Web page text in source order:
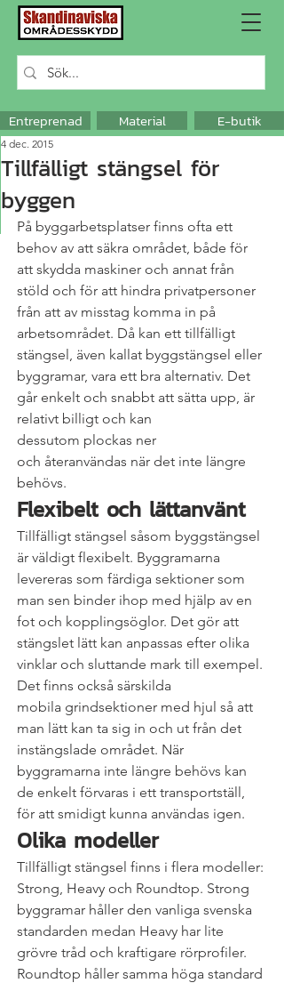
Entreprenad Material E-butik
Tillfälligt stängsel för
byggen
4 dec. 2015
På byggarbetsplatser finns ofta ett
behov av att säkra området, både för
att skydda maskiner och annat från
stöld och för att hindra privatpersoner
från att av misstag komma in på
arbetsområdet. Då kan ett tillfälligt
stängsel, även kallat byggstängsel eller
byggramar, vara ett bra alternativ. Det
går enkelt och snabbt att sätta upp, är
relativt billigt och kan
dessutom plockas ner
och återanvändas när det inte längre
behövs.
Flexibelt och lättanvänt
Tillfälligt stängsel såsom byggstängsel
är väldigt flexibelt. Byggramarna
levereras som färdiga sektioner som
man sen binder ihop med hjälp av en
fot och kopplingsöglor. Det gör att
stängslet lätt kan anpassas efter olika
vinklar och sluttande mark till exempel.
Det finns också särskilda
mobila grindsektioner med hjul så att
man lätt kan ta sig in och ut från det
instängslade området. När
byggramarna inte längre behövs kan
de enkelt förvaras i ett transportställ,
för att smidigt kunna användas igen.
Olika modeller
Tillfälligt stängsel finns i flera modeller:
Strong, Heavy och Roundtop. Strong
byggramar håller den vanliga svenska
standarden medan Heavy har lite
grövre tråd och kraftigare rörprofiler.
Roundtop håller samma höga standard